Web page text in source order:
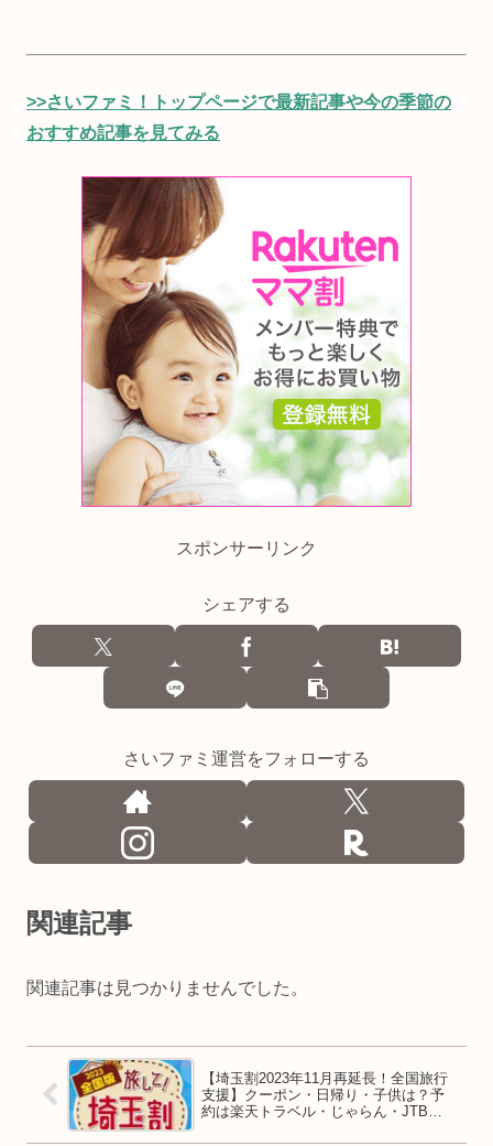
>>さいファミ！トップページで最新記事や今の季節の
おすすめ記事を見てみる
スポンサーリンク
シェアする
さいファミ運営をフォローする
関連記事
関連記事は見つかりませんでした。
【埼玉割2023年11月再延長！全国旅行
支援】クーポン・日帰り・子供は？予
約は楽天トラベル・じゃらん・JTBで